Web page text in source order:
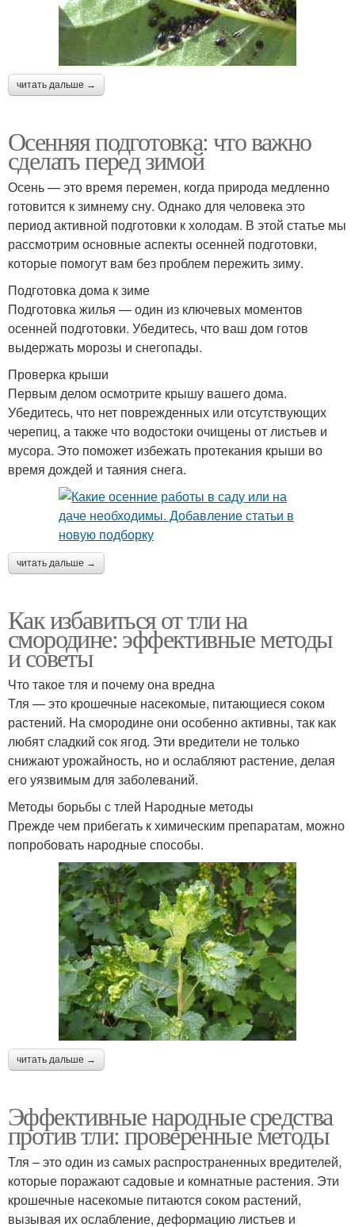
читать дальше →
Осенняя подготовка: что важно
сделать перед зимой
Осень — это время перемен, когда природа медленно
готовится к зимнему сну. Однако для человека это
период активной подготовки к холодам. В этой статье мы
рассмотрим основные аспекты осенней подготовки,
которые помогут вам без проблем пережить зиму.
Подготовка дома к зиме
Подготовка жилья — один из ключевых моментов
осенней подготовки. Убедитесь, что ваш дом готов
выдержать морозы и снегопады.
Проверка крыши
Первым делом осмотрите крышу вашего дома.
Убедитесь, что нет поврежденных или отсутствующих
черепиц, а также что водостоки очищены от листьев и
мусора. Это поможет избежать протекания крыши во
время дождей и таяния снега.
читать дальше →
Как избавиться от тли на
смородине: эффективные методы
и советы
Что такое тля и почему она вредна
Тля — это крошечные насекомые, питающиеся соком
растений. На смородине они особенно активны, так как
любят сладкий сок ягод. Эти вредители не только
снижают урожайность, но и ослабляют растение, делая
его уязвимым для заболеваний.
Методы борьбы с тлей Народные методы
Прежде чем прибегать к химическим препаратам, можно
попробовать народные способы.
читать дальше →
Эффективные народные средства
против тли: проверенные методы
Тля – это один из самых распространенных вредителей,
которые поражают садовые и комнатные растения. Эти
крошечные насекомые питаются соком растений,
вызывая их ослабление, деформацию листьев и